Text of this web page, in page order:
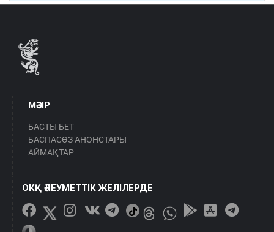
МӘЗІР
БАСТЫ БЕТ
БАСПАСӨЗ АНОНСТАРЫ
АЙМАҚТАР
ОКҚ ӘЛЕУМЕТТІК ЖЕЛІЛЕРДЕ